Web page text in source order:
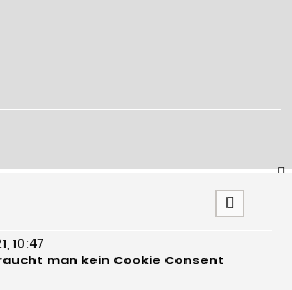
10:47
man kein Cookie Consent